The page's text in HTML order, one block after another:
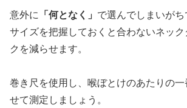
意外に 「何となく」 で選んでしまいが
サイズを把握しておくと合わないネッ
クを減らせます。
巻き尺を使用し、喉ぼとけのあたりの
せて測定しましょう。